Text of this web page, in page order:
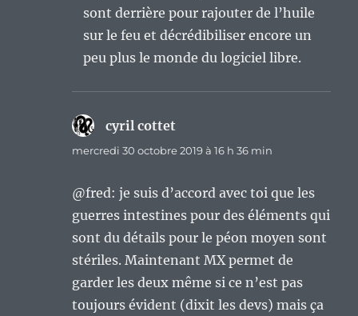
sont derrière pour rajouter de l’huile
sur le feu et décrédibiliser encore un
peu plus le monde du logiciel libre.
cyril cottet
mercredi 30 octobre 2019 à 16 h 36 min
@fred: je suis d’accord avec toi que les
guerres intestines pour des éléments qui
sont du détails pour le péon moyen sont
stériles. Maintenant MX permet de
garder les deux même si ce n’est pas
toujours évident (dixit les devs) mais ça